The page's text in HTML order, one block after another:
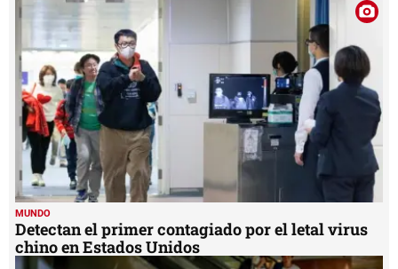
minute,
seconds
MUNDO
Detectan el primer contagiado por el letal virus
chino en Estados Unidos